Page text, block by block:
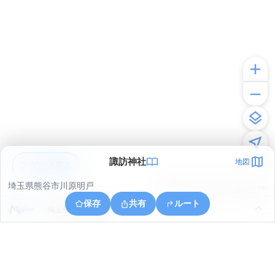
諏訪神社 地図
埼玉県熊谷市川原明戸
保存
共有 ルート
埼玉県熊谷市大麻生